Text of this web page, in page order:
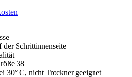
der Schrittinnenseite
38
30° C, nicht Trockner geeignet